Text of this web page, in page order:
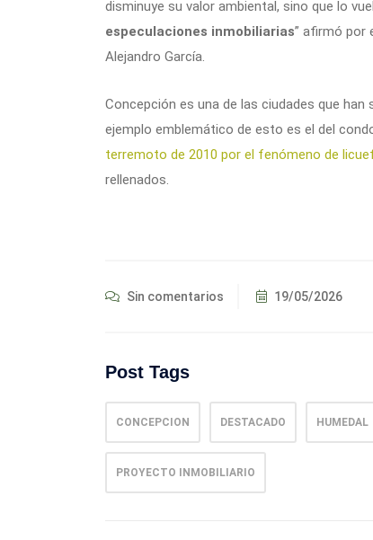
disminuye su valor ambiental, sino que lo
especulaciones inmobiliarias” afirmó por
Alejandro García.
Concepción es una de las ciudades que
ejemplo emblemático de esto es el del
terremoto de 2010 por el fenómeno de
rellenados.
Sin comentarios 19/05/2026
Post Tags
CONCEPCION DESTACADO HUMEDAL
PROYECTO INMOBILIARIO